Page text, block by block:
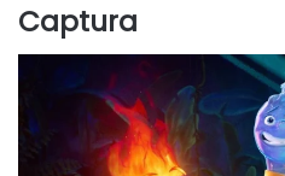
Captura